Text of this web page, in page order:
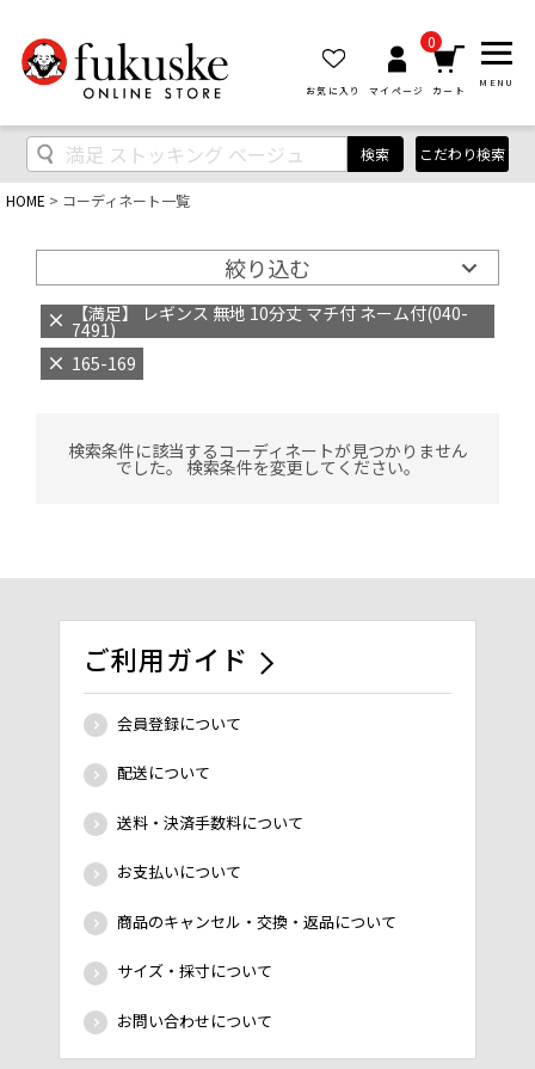
お気に入り マイページ
0
カート
MENU
検索 こだわり検索
HOME コーディネート一覧
絞り込む
【満足】 レギンス 無地 10分丈 マチ付 ネーム付(040-
7491)
165-169
検索条件に該当するコーディネートが見つかりません
でした。 検索条件を変更してください。
ご利用ガイド
会員登録について
配送について
送料・決済手数料について
お支払いについて
商品のキャンセル・交換・返品について
サイズ・採寸について
お問い合わせについて